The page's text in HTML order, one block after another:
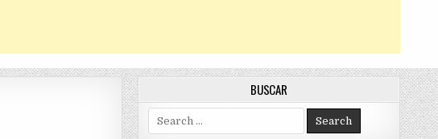
BUSCAR
Search
for: